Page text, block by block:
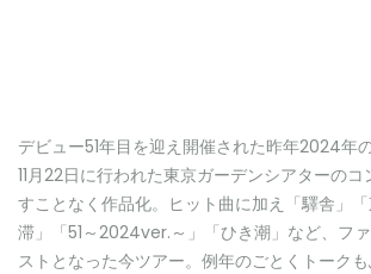
デビュー51年目を迎え開催された昨年2024年
11月22日に行われた東京ガーデンシアターの
すことなく作品化。ヒット曲に加え「驛舎」
滞」「51～2024ver.～」「ひき潮」など、フ
ストとなった今ツアー。例年のごとくトーク